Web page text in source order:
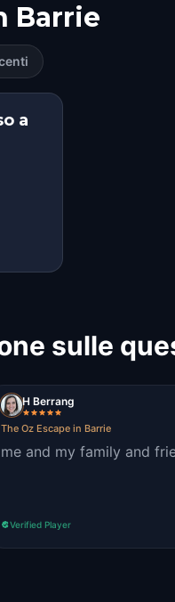
Barrie
a
sulle
H Berrang
The Oz Escape in Barrie
me and my family and
Verified Player